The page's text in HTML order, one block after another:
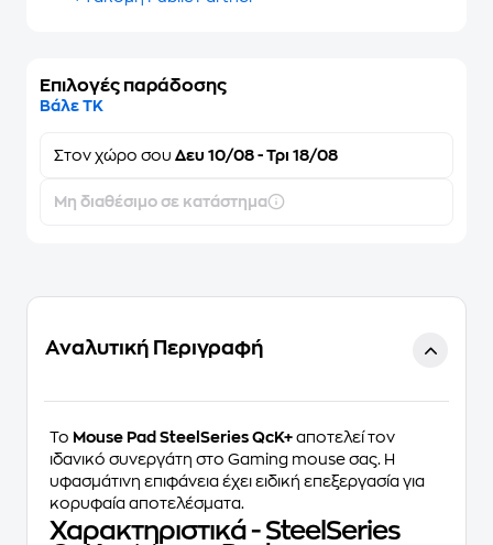
Επιλογές παράδοσης
Βάλε ΤΚ
Στον χώρο σου Δευ 10/08 - Τρι 18/08
Μη διαθέσιμο σε κατάστημα
Αναλυτική Περιγραφή
Το Mouse Pad SteelSeries QcK+ αποτελεί τον
ιδανικό συνεργάτη στο Gaming mouse σας. Η
υφασμάτινη επιφάνεια έχει ειδική επεξεργασία για
κορυφαία αποτελέσματα.
Χαρακτηριστικά - SteelSeries